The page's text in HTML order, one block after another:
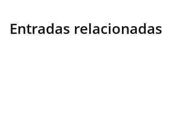
Entradas relacionadas